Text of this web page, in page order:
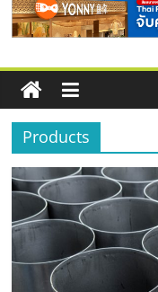
ร้านเค
โซลูชัน
ข้อมูล
ธุรกิจ
SME
แห่ง
ประเท
Products